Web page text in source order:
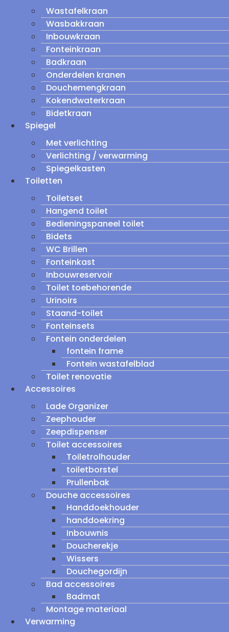
Wastafelkraan
Wasbakkraan
Inbouwkraan
Fonteinkraan
Badkraan
Onderdelen kranen
Douchemengkraan
Kokendwaterkraan
Bidetkraan
Spiegel
Met verlichting
Verlichting / verwarming
Spiegelkasten
Toiletten
Toiletset
Hangend toilet
Bedieningspaneel toilet
Bidets
WC Brillen
Fonteinkast
Inbouwreservoir
Toilet toebehorende
Urinoirs
Staand-toilet
Fonteinsets
Fontein onderdelen
fontein frame
Fontein wastafelblad
Toilet renovatie
Accessoires
Lade Organizer
Zeephouder
Zeepdispenser
Toilet accessoires
Toiletrolhouder
toiletborstel
Prullenbak
Douche accessoires
Handdoekhouder
handdoekring
Inbouwnis
Doucherekje
Wissers
Douchegordijn
Bad accessoires
Badmat
Montage materiaal
Verwarming